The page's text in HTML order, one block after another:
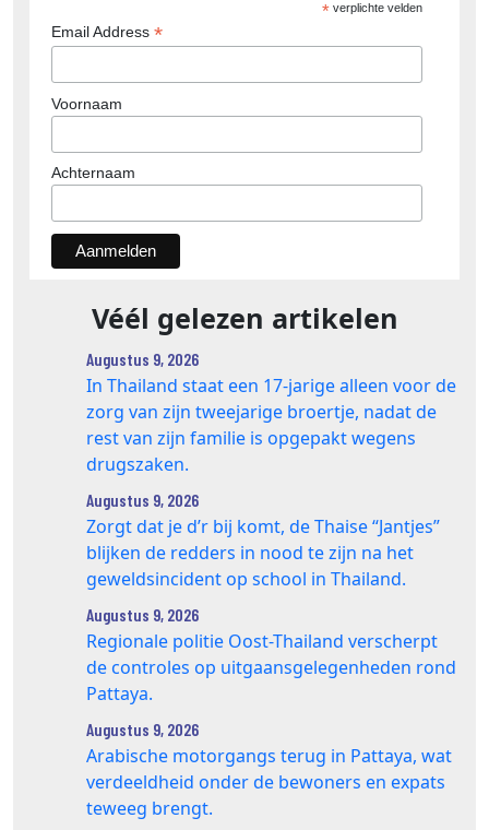
*verplichte velden
Email Address *
Voornaam
Achternaam
Véél gelezen artikelen
Augustus 9, 2026
In Thailand staat een 17‑jarige alleen voor de
zorg van zijn tweejarige broertje, nadat de
rest van zijn familie is opgepakt wegens
drugszaken.
Augustus 9, 2026
Zorgt dat je d’r bij komt, de Thaise “Jantjes”
blijken de redders in nood te zijn na het
geweldsincident op school in Thailand.
Augustus 9, 2026
Regionale politie Oost-Thailand verscherpt
de controles op uitgaansgelegenheden rond
Pattaya.
Augustus 9, 2026
Arabische motorgangs terug in Pattaya, wat
verdeeldheid onder de bewoners en expats
teweeg brengt.